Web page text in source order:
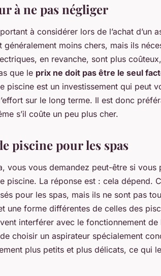
à ne pas négliger
à considérer lors de l’achat d’un
généralement moins chers, mais ils
en revanche, sont plus
que le prix ne doit pas être le seul
piscine est un investissement qui peut
sur le long terme. Il est donc
s’il coûte un peu plus cher.
piscine pour les spas
vous vous demandez peut-être si vous
piscine. La réponse est : cela dépend.
pour les spas, mais ils ne sont pas
une forme différentes de celles des
interférer avec le fonctionnement de
choisir un aspirateur spécialement
plus petits et plus délicats, ce qui